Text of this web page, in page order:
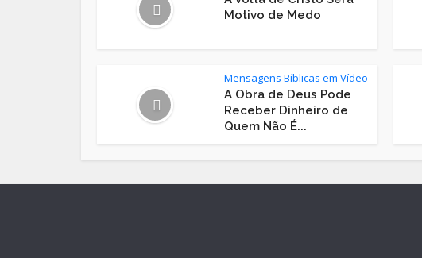
Motivo de Medo
Mensagens Bíblicas em Vídeo
A Obra de Deus Pode
Receber Dinheiro de
Quem Não É...